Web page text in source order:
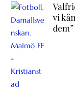
vi
dem”